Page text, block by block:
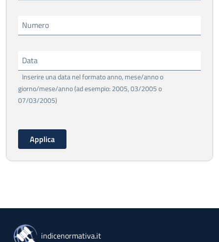
Numero
Data
Inserire una data nel formato anno, mese/anno o
giorno/mese/anno (ad esempio: 2005, 03/2005 o
07/03/2005)
indicenormativa.it